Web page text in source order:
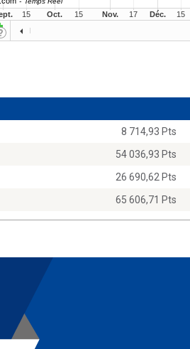
8 714,93 Pts
54 036,93 Pts
26 690,62 Pts
65 606,71 Pts